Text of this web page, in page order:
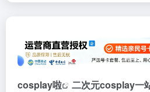
cosplay啦
二次元cosplay一